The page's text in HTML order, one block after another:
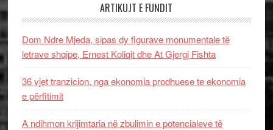
ARTIKUJT E FUNDIT
Dom Ndre Mjeda, sipas dy figurave monumentale të
letrave shqipe, Ernest Koliqit dhe At Gjergj Fishta
36 vjet tranzicion, nga ekonomia prodhuese te ekonomia
e përfitimit
A ndihmon krijimtaria në zbulimin e potencialeve të